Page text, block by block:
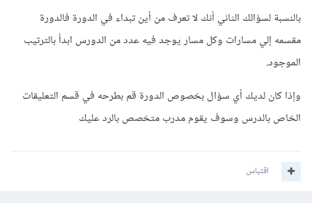
بالنسبة لسؤالك الثاني أنك لا تعرف من أين تبداء في الدورة فالدورة
مقسمه إلي مسارات وكل مسار يوجد فيه عدد من الدورس ابدأ بالترتيب
الموجود.
وإذا كان لديك أي سؤال بخصوص الدورة قم بطرحه في قسم التعليقات
الخاص بالدرس وسوف يقوم مدرب متخصص بالرد عليك
اقتباس